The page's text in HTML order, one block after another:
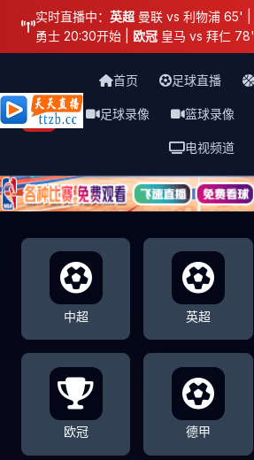
实时直播中： 英超 曼联 vs 利物浦 65' |
勇士 20:30开始 | 欧冠 皇马 vs 拜仁 78'
天天直播网
首页 足球直播
足球录像 篮球录像
电视频道
中超 英超
欧冠 德甲